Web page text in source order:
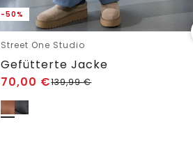
-50%
Street One Studio
Gefütterte Jacke
70,00 €139,99€